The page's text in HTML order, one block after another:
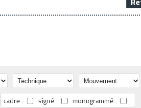
cadre signé monogrammé